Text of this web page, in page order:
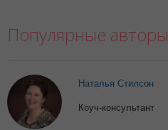
Популярные авторы
Наталья Стилсон
Коуч-консультант